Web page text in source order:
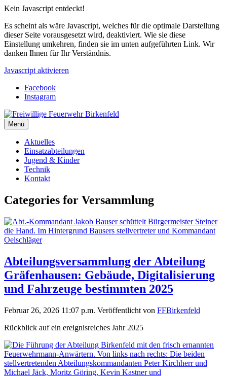
Kein Javascript entdeckt!
Es scheint als wäre Javascript, welches für die optimale Darstellung
dieser Seite vorausgesetzt wird, deaktiviert. Wie sie diese
Einstellung umkehren, finden sie im unten aufgeführten Link. Wir
danken Ihnen für Ihr Verständnis.
Javascript aktivieren
Facebook
Instagram
Menü
Aktuelles
Einsatzabteilungen
Jugend & Kinder
Technik
Kontakt
Categories for Versammlung
Abteilungsversammlung der Abteilung
Gräfenhausen: Gebäude, Digitalisierung
und Fahrzeuge bestimmten 2025
Februar 26, 2026 11:07 p.m. Veröffentlicht von FFBirkenfeld
Rückblick auf ein ereignisreiches Jahr 2025